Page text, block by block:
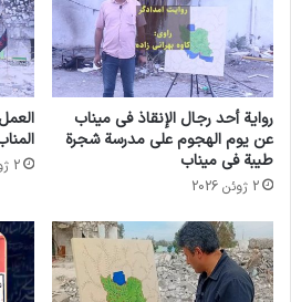
رواية أحد رجال الإنقاذ في ميناب
عن يوم الهجوم على مدرسة شجرة
طيبة في ميناب
2 ژوئن 2026
2 ژوئن 2026